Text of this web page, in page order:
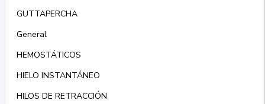
GUTTAPERCHA
General
HEMOSTÁTICOS
HIELO INSTANTÁNEO
HILOS DE RETRACCIÓN